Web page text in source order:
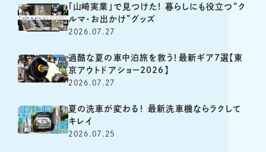
「山崎実業」で見つけた! 暮らしにも役立つ“ク
ルマ・お出かけ”グッズ
2026.07.27
過酷な夏の車中泊旅を救う！最新ギア7選【東
京アウトドアショー2026】
2026.07.27
夏の洗車が変わる！ 最新洗車機ならラクして
キレイ
2026.07.25